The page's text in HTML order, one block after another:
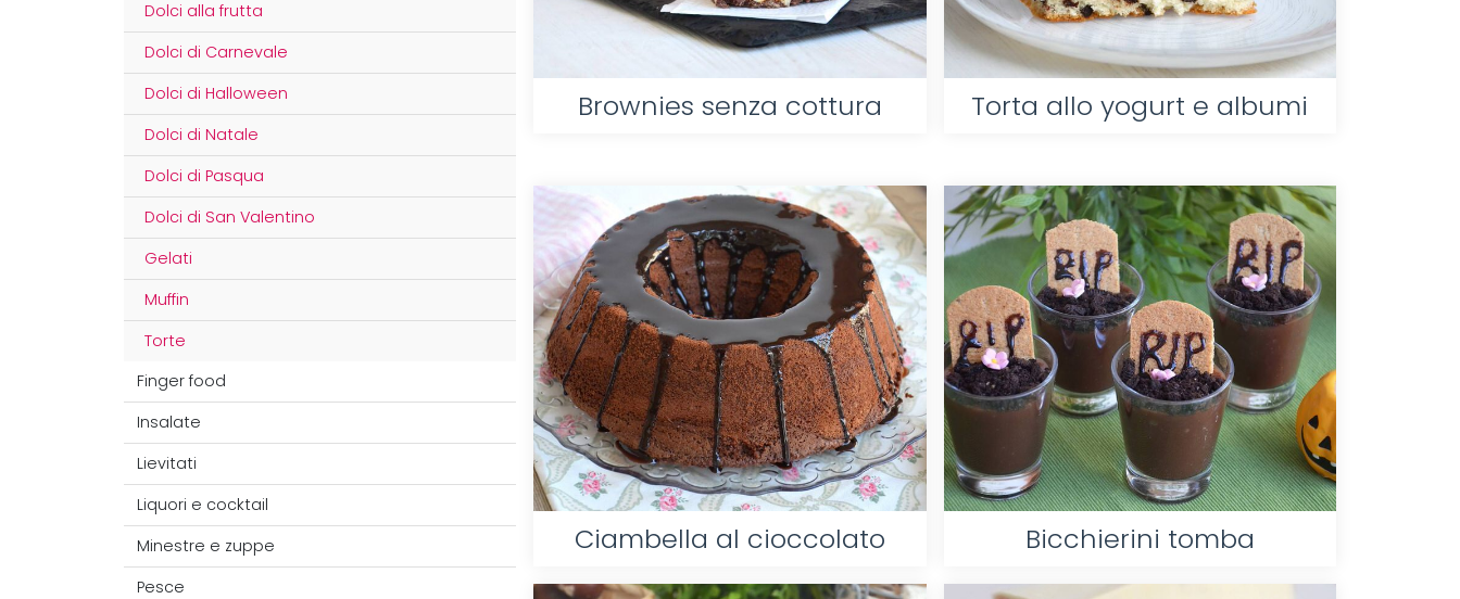
Dolci alla frutta
Dolci di Carnevale
Dolci di Halloween
Dolci di Natale
Dolci di Pasqua
Dolci di San Valentino
Gelati
Muffin
Torte
Finger food
Insalate
Lievitati
Liquori e cocktail
Minestre e zuppe
Pesce
Brownies senza cottura Torta allo yogurt e albumi
Ciambella al cioccolato Bicchierini tomba